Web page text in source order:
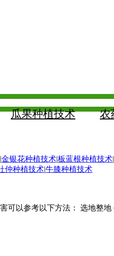
农
瓜果种植技术
|金银花种植技术|板蓝根种植技术|
仲种植技术|牛膝种植技术
以参考以下方法： 选地整